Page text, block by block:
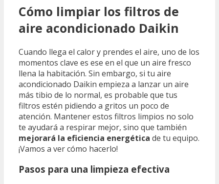
Cómo limpiar los filtros de
aire acondicionado Daikin
Cuando llega el calor y prendes el aire, uno de los
momentos clave es ese en el que un aire fresco
llena la habitación. Sin embargo, si tu aire
acondicionado Daikin empieza a lanzar un aire
más tibio de lo normal, es probable que tus
filtros estén pidiendo a gritos un poco de
atención. Mantener estos filtros limpios no solo
te ayudará a respirar mejor, sino que también
mejorará la eficiencia energética de tu equipo.
¡Vamos a ver cómo hacerlo!
Pasos para una limpieza efectiva